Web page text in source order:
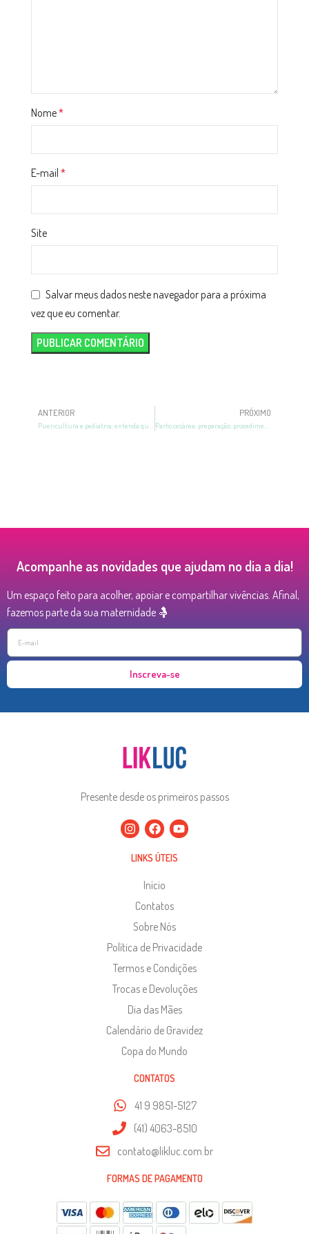
Nome*
E-mail *
Site
Salvar meus dados neste navegador para a próxima
vez que eu comentar.
ANTERIOR PRÓXIMO
Acompanhe as novidades que ajudam no dia a dia!
Um espaço feito para acolher, apoiar e compartilhar vivências. Afinal,
fazemos parte da sua maternidade 🤱
Inscreva-se
Presente desde os primeiros passos
LINKS ÚTEIS
Início
Contatos
Sobre Nós
Política de Privacidade
Termos e Condições
Trocas e Devoluções
Dia das Mães
Calendário de Gravidez
Copa do Mundo
CONTATOS
41 9 9851-5127
(41) 4063-8510
contato@likluc.com.br
FORMAS DE PAGAMENTO